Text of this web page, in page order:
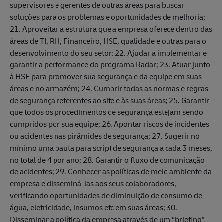
supervisores e gerentes de outras áreas para buscar
soluções para os problemas e oportunidades de melhoria;
21. Aproveitar a estrutura que a empresa oferece dentro das
áreas de TI, RH, Financeiro, HSE, qualidade e outras para o
desenvolvimento do seu setor; 22. Ajudar a implementar e
garantir a performance do programa Radar; 23. Atuar junto
à HSE para promover sua segurança e da equipe em suas
áreas e no armazém; 24. Cumprir todas as normas e regras
de segurança referentes ao site e às suas áreas; 25. Garantir
que todos os procedimentos de segurança estejam sendo
cumpridos por sua equipe; 26. Apontar riscos de incidentes
ou acidentes nas pirâmides de segurança; 27. Sugerir no
mínimo uma pauta para script de segurança a cada 3 meses,
no total de 4 por ano; 28. Garantir o fluxo de comunicação
de acidentes; 29. Conhecer as políticas de meio ambiente da
empresa e disseminá-las aos seus colaboradores,
verificando oportunidades de diminuição de consumo de
água, eletricidade, insumos etc em suas áreas; 30.
Disseminar a política da empresa através de um “briefing”